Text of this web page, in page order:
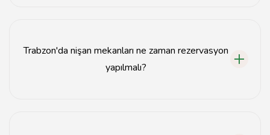
Trabzon'da nişan mekanları ne zaman rezervasyon
yapılmalı?